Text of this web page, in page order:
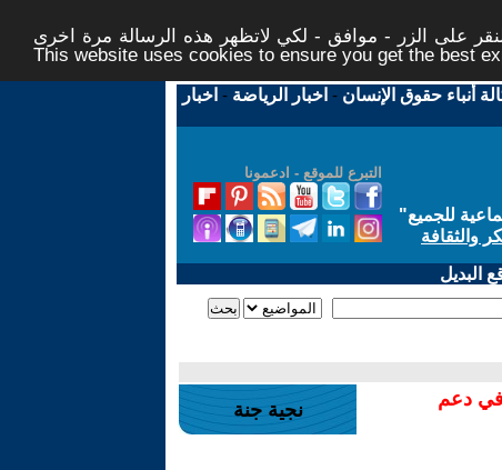
على الزر - موافق - لكي لاتظهر هذه الرسالة مرة اخرى -
This website uses cookies to ensure you get the best
أنباء حقوق الإنسان - اخبار الرياضة - اخبار
التبرع للموقع - ادعمونا
للجميع"
والثقافة
البديل
في دعم
نجية جنة